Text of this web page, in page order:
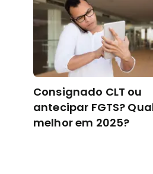
Consignado CLT ou
antecipar FGTS?
melhor em 2025?